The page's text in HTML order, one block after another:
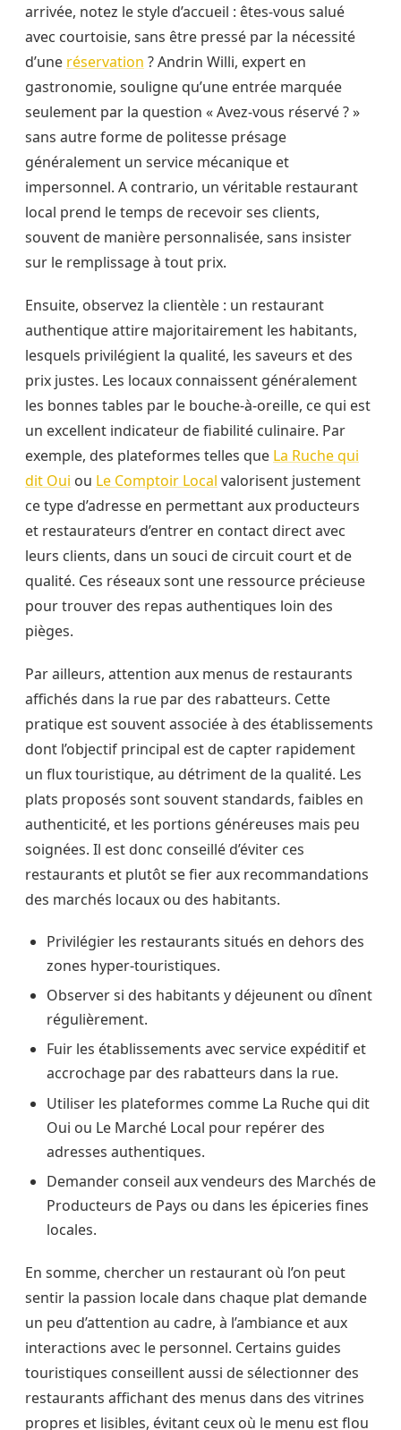
arrivée, notez le style d’accueil : êtes-vous salué
avec courtoisie, sans être pressé par la nécessité
d’une réservation ? Andrin Willi, expert en
gastronomie, souligne qu’une entrée marquée
seulement par la question « Avez-vous réservé ? »
sans autre forme de politesse présage
généralement un service mécanique et
impersonnel. A contrario, un véritable restaurant
local prend le temps de recevoir ses clients,
souvent de manière personnalisée, sans insister
sur le remplissage à tout prix.
Ensuite, observez la clientèle : un restaurant
authentique attire majoritairement les habitants,
lesquels privilégient la qualité, les saveurs et des
prix justes. Les locaux connaissent généralement
les bonnes tables par le bouche-à-oreille, ce qui est
un excellent indicateur de fiabilité culinaire. Par
exemple, des plateformes telles que La Ruche qui
dit Oui ou Le Comptoir Local valorisent justement
ce type d’adresse en permettant aux producteurs
et restaurateurs d’entrer en contact direct avec
leurs clients, dans un souci de circuit court et de
qualité. Ces réseaux sont une ressource précieuse
pour trouver des repas authentiques loin des
pièges.
Par ailleurs, attention aux menus de restaurants
affichés dans la rue par des rabatteurs. Cette
pratique est souvent associée à des établissements
dont l’objectif principal est de capter rapidement
un flux touristique, au détriment de la qualité. Les
plats proposés sont souvent standards, faibles en
authenticité, et les portions généreuses mais peu
soignées. Il est donc conseillé d’éviter ces
restaurants et plutôt se fier aux recommandations
des marchés locaux ou des habitants.
Privilégier les restaurants situés en dehors des
zones hyper-touristiques.
Observer si des habitants y déjeunent ou dînent
régulièrement.
Fuir les établissements avec service expéditif et
accrochage par des rabatteurs dans la rue.
Utiliser les plateformes comme La Ruche qui dit
Oui ou Le Marché Local pour repérer des
adresses authentiques.
Demander conseil aux vendeurs des Marchés de
Producteurs de Pays ou dans les épiceries fines
locales.
En somme, chercher un restaurant où l’on peut
sentir la passion locale dans chaque plat demande
un peu d’attention au cadre, à l’ambiance et aux
interactions avec le personnel. Certains guides
touristiques conseillent aussi de sélectionner des
restaurants affichant des menus dans des vitrines
propres et lisibles, évitant ceux où le menu est flou